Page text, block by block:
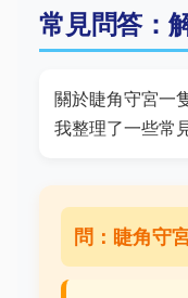
常見問答：
關於睫角守宮一
我整理了一些常
問：睫角守